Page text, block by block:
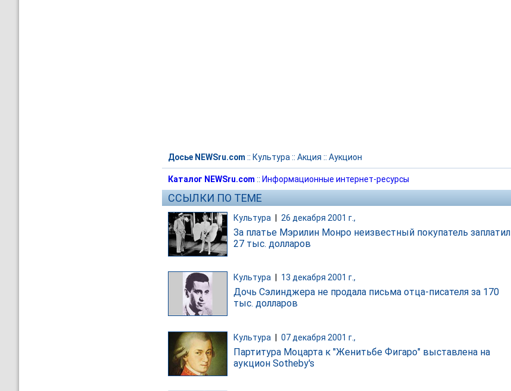
Досье NEWSru.com :: Культура :: Акция :: Аукцион
Каталог NEWSru.com :: Информационные интернет-ресурсы
ССЫЛКИ ПО ТЕМЕ
Культура 26 декабря 2001 г.,
За платье Мэрилин Монро неизвестный покупатель заплатил
27 тыс. долларов
Культура 13 декабря 2001 г.,
Дочь Сэлинджера не продала письма отца-писателя за 170
тыс. долларов
Культура | 07 декабря 2001 г.,
Партитура Моцарта к "Женитьбе Фигаро" выставлена на
аукцион Sotheby's